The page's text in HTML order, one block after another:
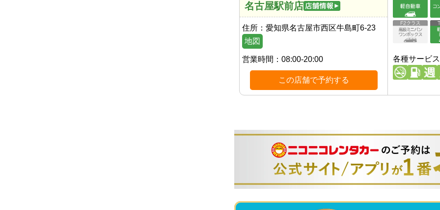
名古屋駅前店
住所： 愛知県名古屋市西区牛島町6-23
地図
営業時間： 08:00-20:00
この店舗で予約する
各種サービス